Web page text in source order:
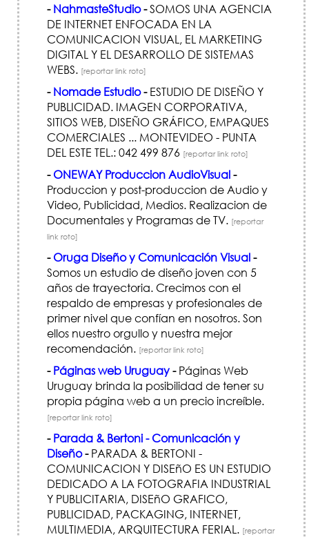
- NahmasteStudio-SOMOS UNA AGENCIA
DE INTERNET ENFOCADA EN LA
COMUNICACION VISUAL, EL MARKETING
DIGITAL Y EL DESARROLLO DE SISTEMAS
WEBS. [reportar link roto]
- Nomade Estudio-ESTUDIO DE DISEÑO Y
PUBLICIDAD. IMAGEN CORPORATIVA,
SITIOS WEB, DISEÑO GRÁFICO, EMPAQUES
COMERCIALES ... MONTEVIDEO - PUNTA
DEL ESTE TEL.: 042 499 876 [reportar link roto]
- ONEWAY Produccion AudioVisual-
Produccion y post-produccion de Audio y
Video, Publicidad, Medios. Realizacion de
Documentales y Programas de TV. [reportar
link roto]
- Oruga Diseño y Comunicación Visual-
Somos un estudio de diseño joven con 5
años de trayectoria. Crecimos con el
respaldo de empresas y profesionales de
primer nivel que confían en nosotros. Son
ellos nuestro orgullo y nuestra mejor
recomendación. [reportar link roto]
- Páginas web Uruguay-Páginas Web
Uruguay brinda la posibilidad de tener su
propia página web a un precio increí­ble.
[reportar link roto]
- Parada & Bertoni - Comunicación y
Diseño-PARADA & BERTONI -
COMUNICACION Y DISEñO ES UN ESTUDIO
DEDICADO A LA FOTOGRAFIA INDUSTRIAL
Y PUBLICITARIA, DISEñO GRAFICO,
PUBLICIDAD, PACKAGING, INTERNET,
MULTIMEDIA, ARQUITECTURA FERIAL. [reportar